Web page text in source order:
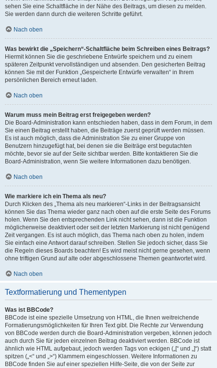
sehen Sie eine Schaltfläche in der Nähe des Beitrags, um diesen zu melden.
Sie werden dann durch die weiteren Schritte geführt.
Nach oben
Was bewirkt die „Speichern“-Schaltfläche beim Schreiben eines Beitrags?
Hiermit können Sie die geschriebene Entwürfe speichern und zu einem
späteren Zeitpunkt vervollständigen und absenden. Den gesicherten Beitrag
können Sie mit der Funktion „Gespeicherte Entwürfe verwalten“ in Ihrem
persönlichen Bereich erneut laden.
Nach oben
Warum muss mein Beitrag erst freigegeben werden?
Die Board-Administration kann entschieden haben, dass in dem Forum, in dem
Sie einen Beitrag erstellt haben, die Beiträge zuerst geprüft werden müssen.
Es ist auch möglich, dass die Administration Sie zu einer Gruppe von
Benutzern hinzugefügt hat, bei denen sie die Beiträge erst begutachten
möchte, bevor sie auf der Seite sichtbar werden. Bitte kontaktieren Sie die
Board-Administration, wenn Sie weitere Informationen dazu benötigen.
Nach oben
Wie markiere ich ein Thema als neu?
Durch Klicken des „Thema als neu markieren“-Links in der Beitragsansicht
können Sie das Thema wieder ganz nach oben auf die erste Seite des Forums
holen. Wenn Sie den entsprechenden Link nicht sehen, dann ist die Funktion
möglicherweise deaktiviert oder seit der letzten Markierung ist nicht genügend
Zeit vergangen. Es ist auch möglich, das Thema nach oben zu holen, indem
Sie einfach eine Antwort darauf schreiben. Stellen Sie jedoch sicher, dass Sie
die Regeln dieses Boards beachten! Es wird meist nicht gerne gesehen, wenn
ohne triftigen Grund auf alte oder abgeschlossene Themen geantwortet wird.
Nach oben
Textformatierung und Thementypen
Was ist BBCode?
BBCode ist eine spezielle Umsetzung von HTML, die Ihnen weitreichende
Formatierungsmöglichkeiten für Ihren Text gibt. Die Rechte zur Verwendung
von BBCode werden durch die Board-Administration vergeben, können jedoch
auch durch Sie für jeden einzelnen Beitrag deaktiviert werden. BBCode ist
ähnlich wie HTML aufgebaut, jedoch werden Tags von eckigen („[“ und „]“) statt
spitzen („<“ und „>“) Klammern eingeschlossen. Weitere Informationen zu
BBCode finden Sie auf einer speziellen Hilfe-Seite, die von der Seite zur